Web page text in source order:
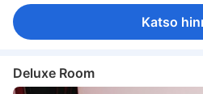
Katso
Deluxe Room